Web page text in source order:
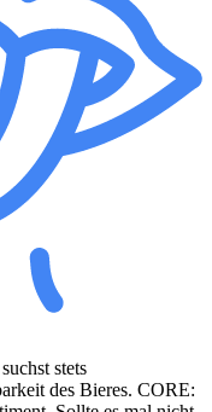
stets
des Bieres. CORE: